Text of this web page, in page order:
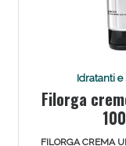
Idratanti
Filorga
FILORGA CREMA